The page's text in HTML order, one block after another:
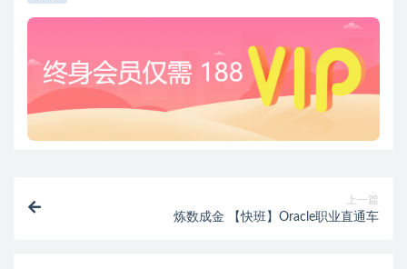
上一篇
炼数成金 【快班】Oracle职业直通车